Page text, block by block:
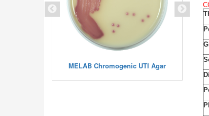
MELAB Chromogenic UTI Agar